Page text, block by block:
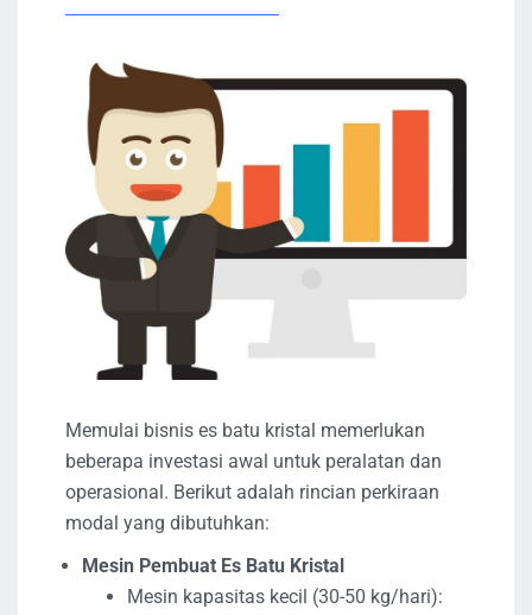
Memulai bisnis es batu kristal memerlukan
beberapa investasi awal untuk peralatan dan
operasional. Berikut adalah rincian perkiraan
modal yang dibutuhkan:
Mesin Pembuat Es Batu Kristal
Mesin kapasitas kecil (30-50 kg/hari):